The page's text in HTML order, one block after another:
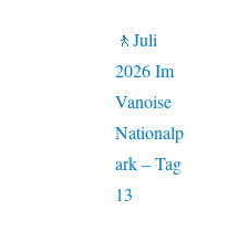
🚶Juli
2026 Im
Vanoise
Nationalp
ark – Tag
13